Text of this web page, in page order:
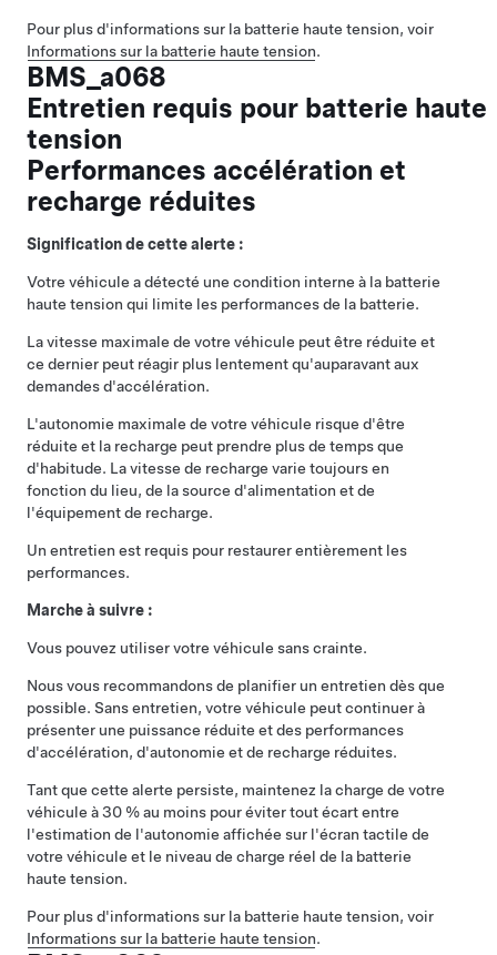
Pour plus d'informations sur la batterie haute tension, voir
Informations sur la batterie haute tension.
BMS_a068
Entretien requis pour batterie haute
tension
Performances accélération et
recharge réduites
Signification de cette alerte :
Votre véhicule a détecté une condition interne à la batterie
haute tension qui limite les performances de la batterie.
La vitesse maximale de votre véhicule peut être réduite et
ce dernier peut réagir plus lentement qu'auparavant aux
demandes d'accélération.
L'autonomie maximale de votre véhicule risque d'être
réduite et la recharge peut prendre plus de temps que
d'habitude. La vitesse de recharge varie toujours en
fonction du lieu, de la source d'alimentation et de
l'équipement de recharge.
Un entretien est requis pour restaurer entièrement les
performances.
Marche à suivre :
Vous pouvez utiliser votre véhicule sans crainte.
Nous vous recommandons de planifier un entretien dès que
possible. Sans entretien, votre véhicule peut continuer à
présenter une puissance réduite et des performances
d'accélération, d'autonomie et de recharge réduites.
Tant que cette alerte persiste, maintenez la charge de votre
véhicule à 30 % au moins pour éviter tout écart entre
l'estimation de l'autonomie affichée sur l'écran tactile de
votre véhicule et le niveau de charge réel de la batterie
haute tension.
Pour plus d'informations sur la batterie haute tension, voir
Informations sur la batterie haute tension.